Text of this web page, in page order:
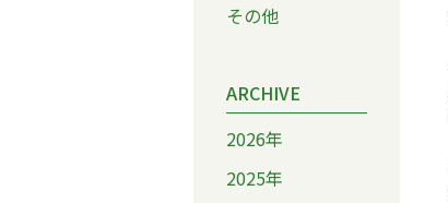
その他
ARCHIVE
2026年
2025年